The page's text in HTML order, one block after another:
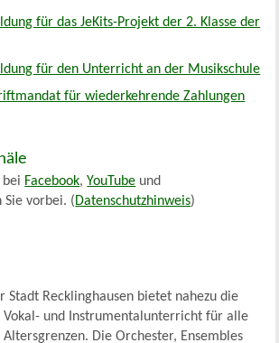
für das JeKits-Projekt der 2. Klasse der
für den Unterricht an der Musikschule
für wiederkehrende Zahlungen
bei Facebook,YouTube und
Sie vorbei. (Datenschutzhinweis)
Stadt Recklinghausen bietet nahezu die
Vokal- und Instrumentalunterricht für alle
Altersgrenzen. Die Orchester, Ensembles